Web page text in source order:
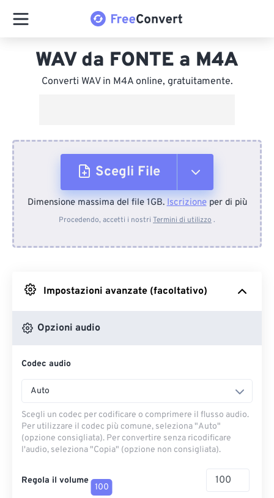
WAV da FONTE a M4A
Converti WAV in M4A online, gratuitamente.
Scegli File
Dal dispositivo
Da Google Drive
Dimensione massima del file 1GB.Iscrizioneper di più
Procedendo, accetti i nostri Termini di utilizzo .
Impostazioni avanzate (facoltativo)
Opzioni audio
Codec audio
Auto
Scegli un codec per codificare o comprimere il flusso audio.
Per utilizzare il codec più comune, seleziona "Auto"
(opzione consigliata). Per convertire senza ricodificare
l'audio, seleziona "Copia" (opzione non consigliata).
Regola il volume
100